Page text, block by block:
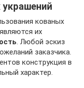
кованых
их
. Любой эскиз
заказчика.
конструкция в
характер.